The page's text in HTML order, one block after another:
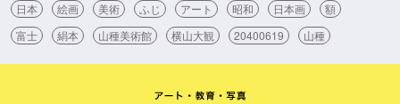
日本 絵画 美術 ふじ アート 昭和 日本画
額
富士
絹本 山種美術館 横山大観 20400619 山種